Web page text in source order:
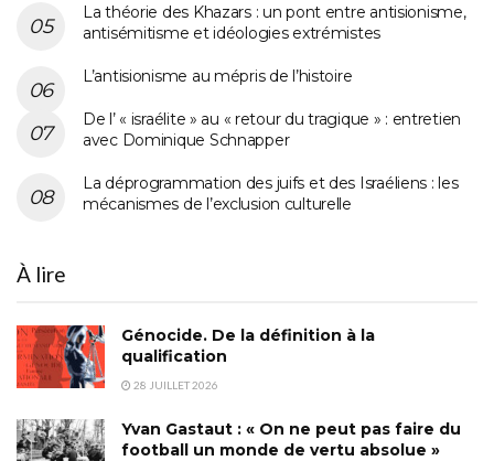
La théorie des Khazars : un pont entre antisionisme,
antisémitisme et idéologies extrémistes
L’antisionisme au mépris de l’histoire
De l’ « israélite » au « retour du tragique » : entretien
avec Dominique Schnapper
La déprogrammation des juifs et des Israéliens : les
mécanismes de l’exclusion culturelle
À lire
Génocide. De la définition à la
qualification
28 JUILLET 2026
Yvan Gastaut : « On ne peut pas faire du
football un monde de vertu absolue »